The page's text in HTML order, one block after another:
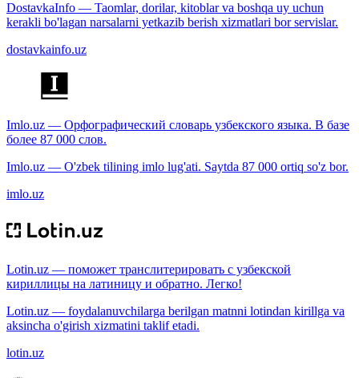
DostavkaInfo — Taomlar, dorilar, kitoblar va boshqa uy uchun
kerakli bo'lagan narsalarni yetkazib berish xizmatlari bor servislar.
dostavkainfo.uz
Imlo.uz — Орфографический словарь узбекского языка. В базе
более 87 000 слов.
Imlo.uz — O'zbek tilining imlo lug'ati. Saytda 87 000 ortiq so'z bor.
imlo.uz
Lotin.uz — поможет транслитерировать с узбекской
кириллицы на латиницу и обратно. Легко!
Lotin.uz — foydalanuvchilarga berilgan matnni lotindan kirillga va
aksincha o'girish xizmatini taklif etadi.
lotin.uz